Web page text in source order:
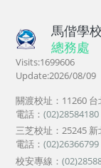
馬偕學
總務處
Visits:1699606
Update:2026/08/09
關渡校址：11260
電話：(02)28584180
三芝校址：25245
電話：(02)26366799
校安專線：